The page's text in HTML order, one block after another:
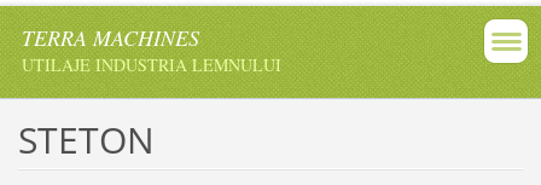
TERRA MACHINES
UTILAJE INDUSTRIA LEMNULUI
STETON